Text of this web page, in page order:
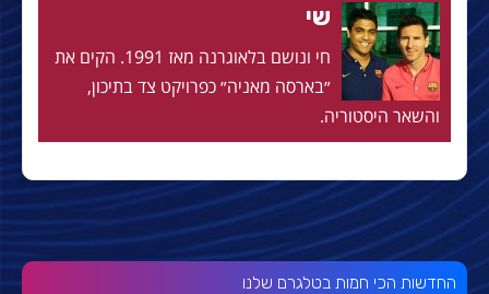
שי
חי ונושם בלאוגרנה מאז 1991. הקים את
״בארסה מאניה״ כפרויקט צד בתיכון,
והשאר היסטוריה.
החדשות הכי חמות בטלגרם שלנו